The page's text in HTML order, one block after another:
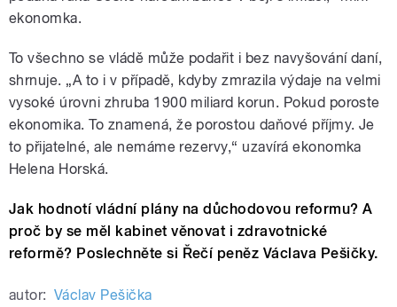
ekonomka.
To všechno se vládě může podařit i bez navyšování daní,
shrnuje. „A to i v případě, kdyby zmrazila výdaje na velmi
vysoké úrovni zhruba 1900 miliard korun. Pokud poroste
ekonomika. To znamená, že porostou daňové příjmy. Je
to přijatelné, ale nemáme rezervy,“ uzavírá ekonomka
Helena Horská.
Jak hodnotí vládní plány na důchodovou reformu? A
proč by se měl kabinet věnovat i zdravotnické
reformě? Poslechněte si Řečí peněz Václava Pešičky.
autor: Václav Pešička